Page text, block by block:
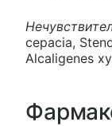
cepacia,
Alcaligenes